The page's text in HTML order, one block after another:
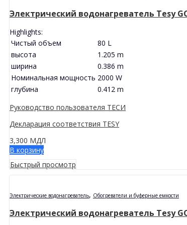
Электрический водонагреватель Tesy
Highlights:
Чистый объем
80 L
высота
1.205 m
ширина
0.386 m
Номинальная мощность 2000 W
глубина
0.412 m
Руководство пользователя ТЕСИ
Декларация соответствия TESY
3,300 МДЛ
В корзину
Быстрый просмотр
Электрические водонагреватель, Обогреватели и буферные емкости
Электрический водонагреватель Tesy